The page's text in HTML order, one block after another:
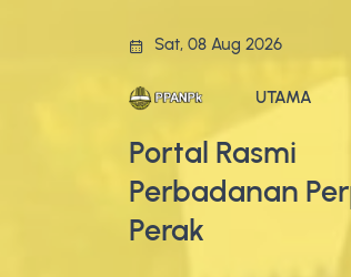
Sat, 08 Aug 2026
UTAMA
Portal Rasmi
Perbadanan
Perak